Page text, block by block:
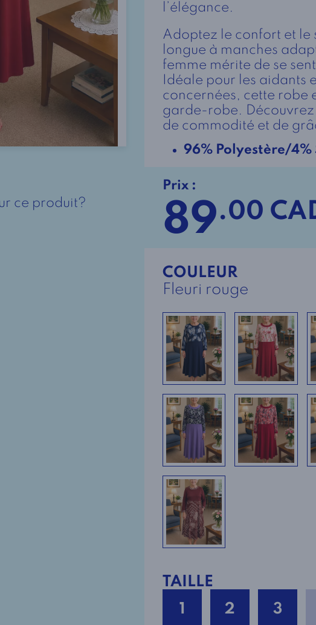
ce produit?
l’élégance.
Adoptez le confort et le
longue à manches
femme mérite de se
Idéale pour les aidants
concernées, cette robe
garde-robe.
de commodité et de
96% Polyestère/4%
Prix :
89.00
COULEUR
Fleuri rouge
TAILLE
1
2 3